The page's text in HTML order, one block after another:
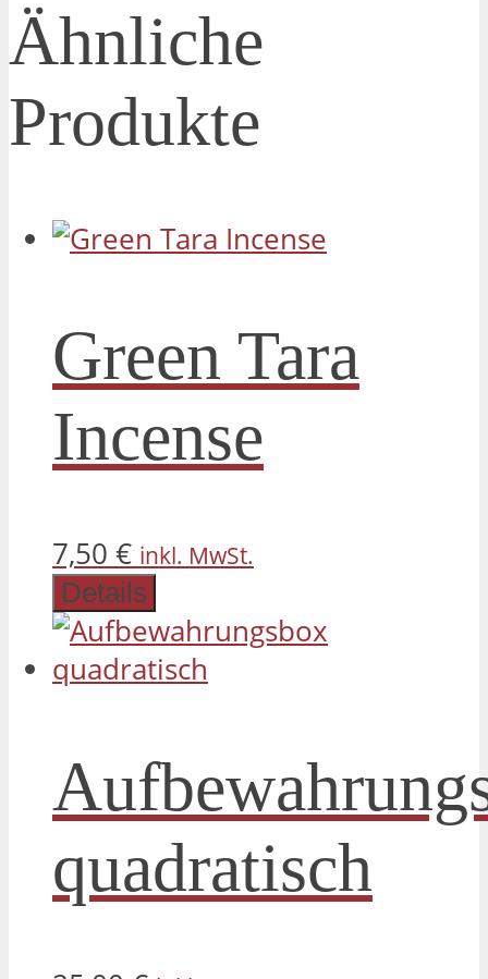
Ähnliche
Produkte
Green Tara
Incense
7,50 € inkl. MwSt.
Details
quadratisch